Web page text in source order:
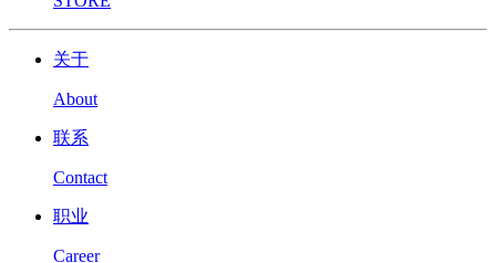
关于
About
联系
Contact
职业
Career